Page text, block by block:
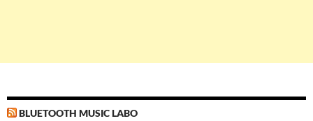
BLUETOOTH MUSIC LABO